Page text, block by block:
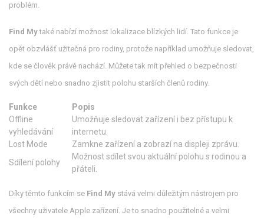
problém.
Find Mytaké nabízí možnost lokalizace blízkých lidí. Tato funkce je
opět obzvlášť užitečná pro rodiny, protože například umožňuje sledovat,
kde se člověk právě nachází. Můžete tak mít přehled o bezpečnosti
svých dětí nebo snadno zjistit polohu starších členů rodiny.
Funkce
Popis
Offline
vyhledávání
Umožňuje sledovat zařízení i bez přístupu k
internetu.
Lost Mode
Zamkne zařízení a zobrazí na displeji zprávu.
Sdílení polohy
Možnost sdílet svou aktuální polohu s rodinou a
přáteli.
Díky těmto funkcím se Find My stává velmi důležitým nástrojem pro
všechny uživatele Apple zařízení. Je to snadno použitelné a velmi